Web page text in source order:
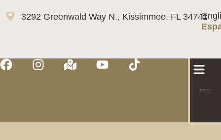
3292 Greenwald Way N., Kissimmee, FL 34741